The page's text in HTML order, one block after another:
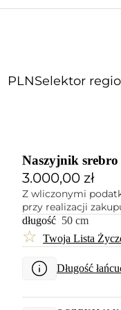
PLNSelektor
Naszyjnik srebro
3.000,00 zł
Z wliczonymi
przy realizacji
długość 50 cm
☆ Twoja Lista
Długość